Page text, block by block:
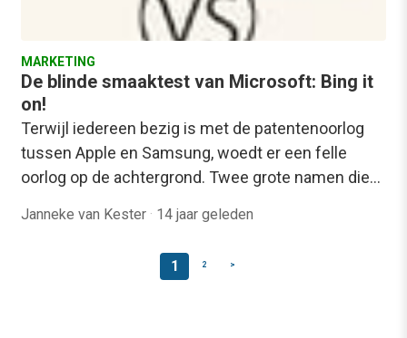
MARKETING
De blinde smaaktest van Microsoft: Bing it
on!
Terwijl iedereen bezig is met de patentenoorlog
tussen Apple en Samsung, woedt er een felle
oorlog op de achtergrond. Twee grote namen die…
Janneke van Kester · 14 jaar geleden
1 2 >